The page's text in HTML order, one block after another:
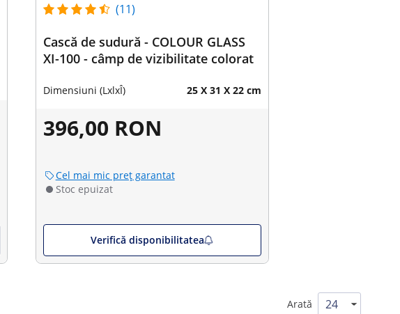
(11)
Cască de sudură - COLOUR GLASS
XI-100 - câmp de vizibilitate colorat
Dimensiuni (LxlxÎ) 25 X 31 X 22 cm
396,00 RON
Cel mai mic preț garantat
Stoc epuizat
Verifică disponibilitatea
Arată